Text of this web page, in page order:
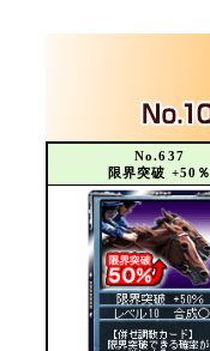
No.637
限界突破 +50％